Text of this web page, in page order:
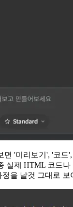
면 '미리보기', '코드
실제 HTML 코드나
을 날것 그대로 보